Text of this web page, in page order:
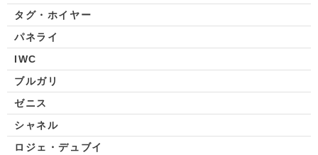
タグ・ホイヤー
パネライ
IWC
ブルガリ
ゼニス
シャネル
ロジェ・デュブイ